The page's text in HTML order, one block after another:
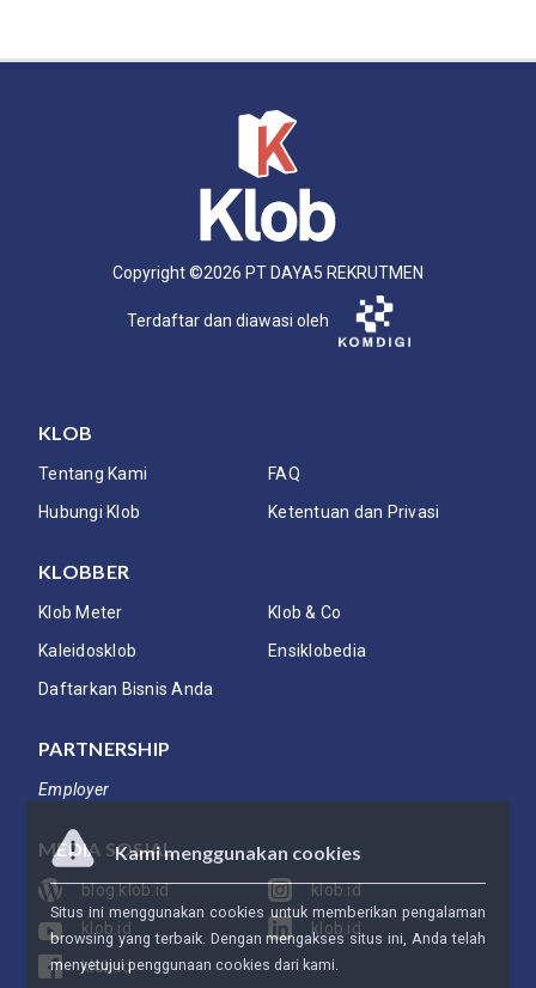
Copyright ©2026 PT DAYA5 REKRUTMEN
Terdaftar dan diawasi oleh
KLOB
Tentang Kami
FAQ
Hubungi Klob
Ketentuan dan Privasi
KLOBBER
Klob Meter
Klob & Co
Kaleidosklob
Ensiklobedia
Daftarkan Bisnis Anda
PARTNERSHIP
Employer
MEDIA SOSIAL
blog.klob.id
klob.id
klob.id
klob.id
klob.id
Kami menggunakan cookies
Situs ini menggunakan cookies untuk memberikan pengalaman
browsing yang terbaik. Dengan mengakses situs ini, Anda telah
menyetujui penggunaan cookies dari kami.